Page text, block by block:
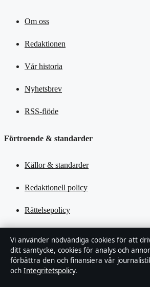
Om oss
Redaktionen
Vår historia
Nyhetsbrev
RSS-flöde
Förtroende & standarder
Källor & standarder
Redaktionell policy
Rättelsepolicy
Kändisar & integritet
Integritetspolicy
Vi använder nödvändiga cookies för att
ditt samtycke, cookies för analys och
förbättra den och finansiera vår
och Integritetspolicy.